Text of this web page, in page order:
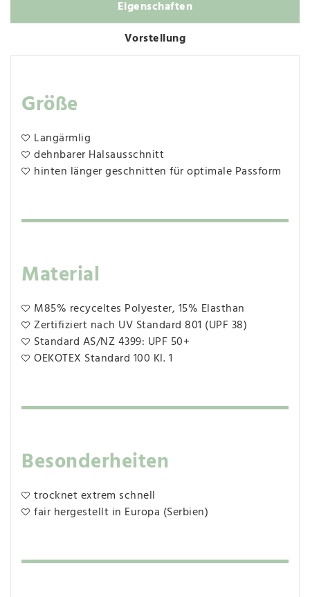
Eigenschaften
Vorstellung
Größe
Langärmlig
dehnbarer Halsausschnitt
hinten länger geschnitten für optimale Passform
Material
M85% recyceltes Polyester, 15% Elasthan
Zertifiziert nach UV Standard 801 (UPF 38)
Standard AS/NZ 4399: UPF 50+
OEKOTEX Standard 100 Kl. 1
Besonderheiten
trocknet extrem schnell
fair hergestellt in Europa (Serbien)